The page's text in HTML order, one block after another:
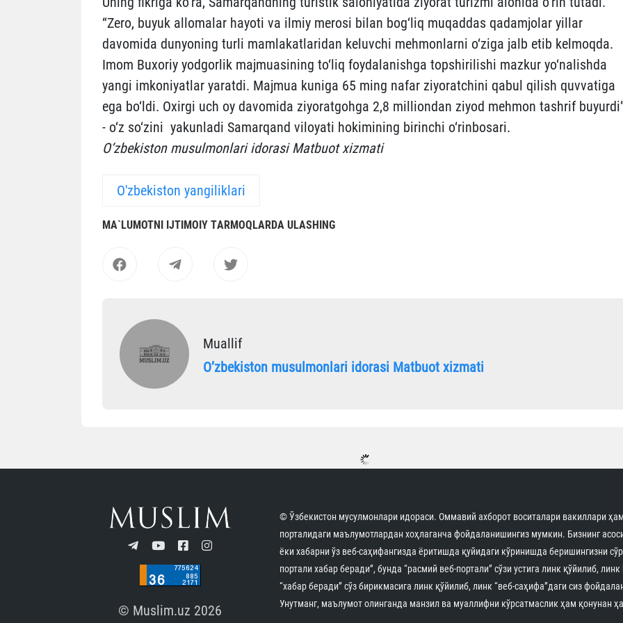
“Zero, buyuk allomalar hayoti va ilmiy merosi bilan bog‘liq muqaddas qadamjolar yillar
davomida dunyoning turli mamlakatlaridan keluvchi mehmonlarni o‘ziga jalb etib kelmoqda.
Imom Buxoriy yodgorlik majmuasining to‘liq foydalanishga topshirilishi mazkur yo‘nalishda
yangi imkoniyatlar yaratdi. Majmua kuniga 65 ming nafar ziyoratchini qabul qilish quvvatiga
ega bo‘ldi. Oxirgi uch oy davomida ziyoratgohga 2,8 milliondan ziyod mehmon tashrif
- o‘z so‘zini yakunladi Samarqand viloyati hokimining birinchi o‘rinbosari.
O‘zbekiston musulmonlari idorasi Matbuot xizmati
O'zbekiston yangiliklari
MА`LUMOTNI IJTIMOIY TАRMOQLАRDА ULАSHING
Muallif
Oʼzbekiston musulmonlari idorasi Matbuot xizmati
© Muslim.uz 2026
© Ўзбекистон мусулмонлари идораси. Оммавий ахборот воситалари вакиллари
порталидаги маълумотлардан хоҳлаганча фойдаланишингиз мумкин. Бизнинг
ёки хабарни ўз веб-саҳифангизда ёритишда қуйидаги кўринишда беришингизни
портали хабар беради”, бунда “расмий веб-портали” сўзи устига линк қўйилиб,
“хабар беради” сўз бирикмасига линк қўйилиб, линк “веб-саҳифа”даги сиз
Унутманг, маълумот олинганда манзил ва муаллифни кўрсатмаслик ҳам қонунан